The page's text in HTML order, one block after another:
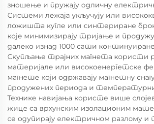
зношење и пружају одличну
Системи лежаја укључују или
ложишта кугле или синтериране
које минимизирају тријање и
далеко изнад 1000 сати
Скупљање трајних магнета користи
материјале или високоенергетске
магнете који одржавају магнетну
продужених периода и
Технике навијања користе више
жице са врхунским изолационим
се одупирају електричном разлому и